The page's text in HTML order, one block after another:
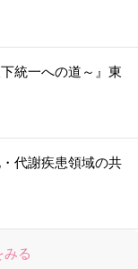
統一への道～』東
代謝疾患領域の共
みる